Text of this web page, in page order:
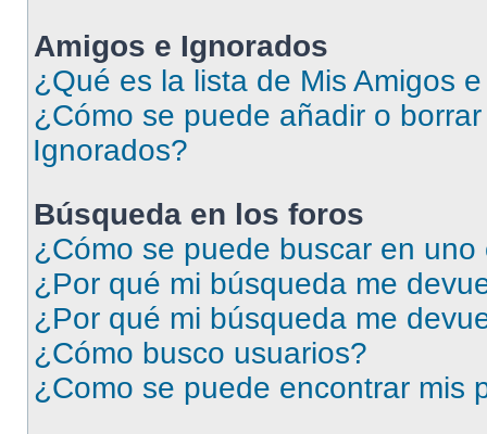
Amigos e Ignorados
¿Qué es la lista de Mis Amigos
¿Cómo se puede añadir o
Ignorados?
Búsqueda en los foros
¿Cómo se puede buscar en uno
¿Por qué mi búsqueda me
¿Por qué mi búsqueda me
¿Cómo busco usuarios?
¿Como se puede encontrar mis